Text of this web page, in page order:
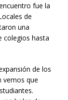
fue la
de
una
colegios hasta
de los
vemos que